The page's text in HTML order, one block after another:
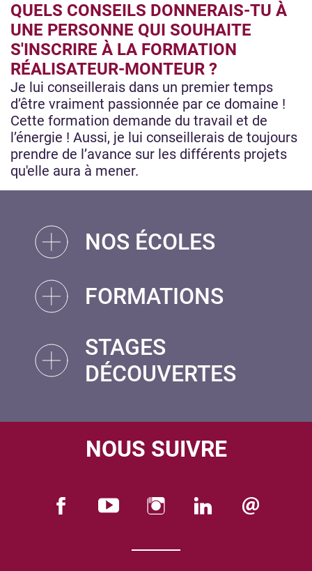
QUELS CONSEILS DONNERAIS-TU À
UNE PERSONNE QUI SOUHAITE
S'INSCRIRE À LA FORMATION
RÉALISATEUR-MONTEUR ?
Je lui conseillerais dans un premier temps
d’être vraiment passionnée par ce domaine !
Cette formation demande du travail et de
l’énergie ! Aussi, je lui conseillerais de toujours
prendre de l’avance sur les différents projets
qu'elle aura à mener.
NOS ÉCOLES
FORMATIONS
STAGES
DÉCOUVERTES
NOUS SUIVRE